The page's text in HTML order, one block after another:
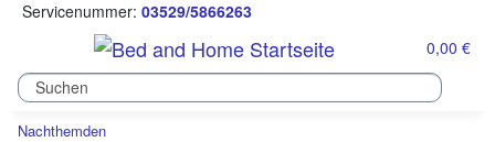
Servicenummer: 03529/5866263
0,00 €
Nachthemden